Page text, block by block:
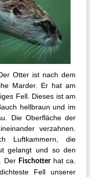
Otter ist nach dem
Marder. Er hat am
Fell. Dieses ist am
hellbraun und im
Die Oberfläche der
verzahnen.
Luftkammern, die
gelangt und so den
Der Fischotterhat ca.
Fell unserer